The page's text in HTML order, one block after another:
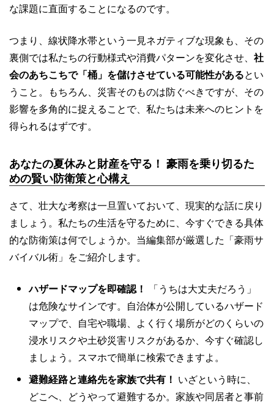
な課題に直面することになるのです。
つまり、線状降水帯という一見ネガティブな現象も、その
裏側では私たちの行動様式や消費パターンを変化させ、 社
会のあちこちで「桶」を儲けさせている可能性があるとい
うこと。もちろん、災害そのものは防ぐべきですが、その
影響を多角的に捉えることで、私たちは未来へのヒントを
得られるはずです。
あなたの夏休みと財産を守る！ 豪雨を乗り切るた
めの賢い防衛策と心構え
さて、壮大な考察は一旦置いておいて、現実的な話に戻り
ましょう。私たちの生活を守るために、今すぐできる具体
的な防衛策は何でしょうか。当編集部が厳選した「豪雨サ
バイバル術」をご紹介します。
ハザードマップを即確認！
「うちは大丈夫だろう」
は危険なサインです。自治体が公開しているハザード
マップで、自宅や職場、よく行く場所がどのくらいの
浸水リスクや土砂災害リスクがあるか、今すぐ確認し
ましょう。スマホで簡単に検索できますよ。
避難経路と連絡先を家族で共有！ いざという時に、
どこへ、どうやって避難するか。家族や同居者と事前